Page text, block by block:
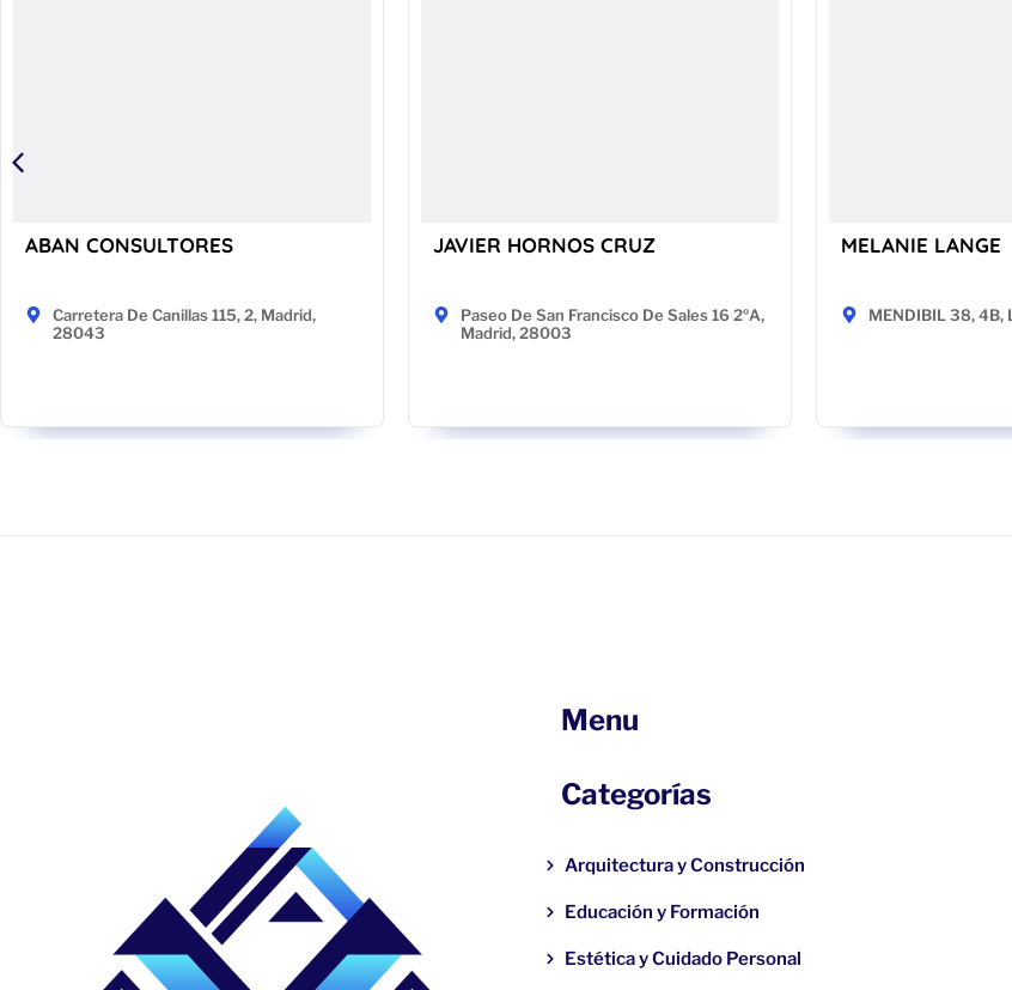
ABAN CONSULTORES
Carretera De Canillas 115, 2, Madrid,
28043
JAVIER HORNOS CRUZ
Paseo De San Francisco De Sales 16 2ºA,
Madrid, 28003
MELANIE LANGE
MENDIBIL 38, 4B,
Menu
Categorías
Arquitectura y Construcción
Educación y Formación
Estética y Cuidado Personal